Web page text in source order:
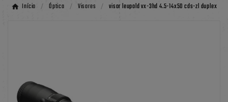
Início Óptica Visores visor leupold vx-3hd 4.5-14x50 cds-zl duplex